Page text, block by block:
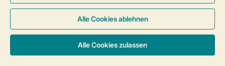
Cookies und Banner
Barrierefreiheit